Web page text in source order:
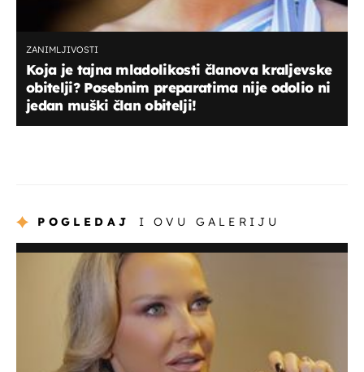
ZANIMLJIVOSTI
Koja je tajna mladolikosti članova kraljevske
obitelji? Posebnim preparatima nije odolio ni
jedan muški član obitelji!
POGLEDAJ I OVU GALERIJU